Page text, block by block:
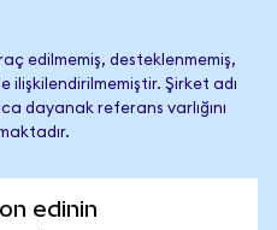
edilmemiş, desteklenmemiş,
ilişkilendirilmemiştir. Şirket adı
dayanak referans varlığını
edinin